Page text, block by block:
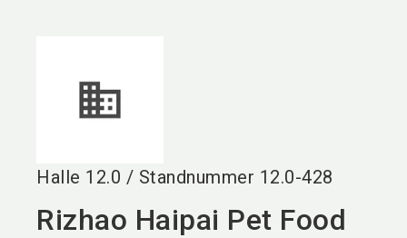
Halle 12.0 / Standnummer 12.0-428
Rizhao Haipai Pet Food